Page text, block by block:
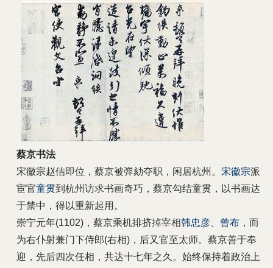
蔡京书法
宋徽宗赵佶即位，蔡京被弹劾夺职，闲居杭州。 宋徽宗派
宦官童贯到杭州访求书画奇巧，蔡京勾结童贯，以书画达
于禁中，得以重新起用。
崇宁元年(1102)，蔡京乘机排挤掉宰相韩忠彦 曾布 ，而
为右仆射兼门下侍郎(右相)，后又官至太师。蔡京善于奉
迎，先后四次任相，共达十七年之久。始终保持着政治上